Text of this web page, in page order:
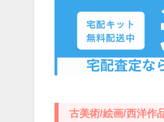
古美術/絵画/西洋作